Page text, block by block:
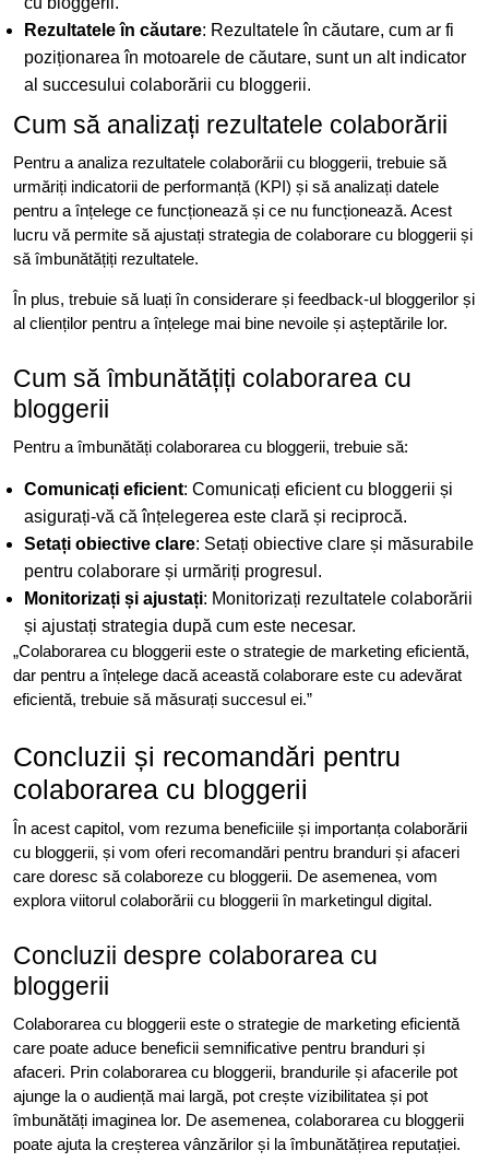
Rezultatele în căutare: Rezultatele în căutare, cum ar fi
poziționarea în motoarele de căutare, sunt un alt indicator
al succesului colaborării cu bloggerii.
Cum să analizați rezultatele colaborării
Pentru a analiza rezultatele colaborării cu bloggerii, trebuie să
urmăriți indicatorii de performanță (KPI) și să analizați datele
pentru a înțelege ce funcționează și ce nu funcționează. Acest
lucru vă permite să ajustați strategia de colaborare cu bloggerii și
să îmbunătățiți rezultatele.
În plus, trebuie să luați în considerare și feedback-ul bloggerilor și
al clienților pentru a înțelege mai bine nevoile și așteptările lor.
Cum să îmbunătățiți colaborarea cu
bloggerii
Pentru a îmbunătăți colaborarea cu bloggerii, trebuie să:
Comunicați eficient: Comunicați eficient cu bloggerii și
asigurați-vă că înțelegerea este clară și reciprocă.
Setați obiective clare: Setați obiective clare și măsurabile
pentru colaborare și urmăriți progresul.
Monitorizați și ajustați: Monitorizați rezultatele colaborării
și ajustați strategia după cum este necesar.
„Colaborarea cu bloggerii este o strategie de marketing eficientă,
dar pentru a înțelege dacă această colaborare este cu adevărat
eficientă, trebuie să măsurați succesul ei.”
Concluzii și recomandări pentru
colaborarea cu bloggerii
În acest capitol, vom rezuma beneficiile și importanța colaborării
cu bloggerii, și vom oferi recomandări pentru branduri și afaceri
care doresc să colaboreze cu bloggerii. De asemenea, vom
explora viitorul colaborării cu bloggerii în marketingul digital.
Concluzii despre colaborarea cu
bloggerii
Colaborarea cu bloggerii este o strategie de marketing eficientă
care poate aduce beneficii semnificative pentru branduri și
afaceri. Prin colaborarea cu bloggerii, brandurile și afacerile pot
ajunge la o audiență mai largă, pot crește vizibilitatea și pot
îmbunătăți imaginea lor. De asemenea, colaborarea cu bloggerii
poate ajuta la creșterea vânzărilor și la îmbunătățirea reputației.